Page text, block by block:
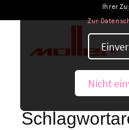
Ihrer
Zur
Nicht